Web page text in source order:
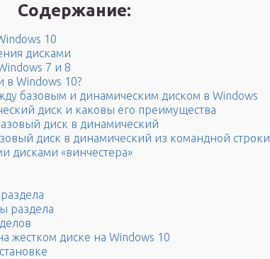
Содержание:
10
дисками
7 и 8
в Windows 10?
базовым и динамическим диском в Windows
диск и каковы его преимущества
диск в динамический
диск в динамический из командной строки
дисками «винчестера»
раздела
жестком диске на Windows 10